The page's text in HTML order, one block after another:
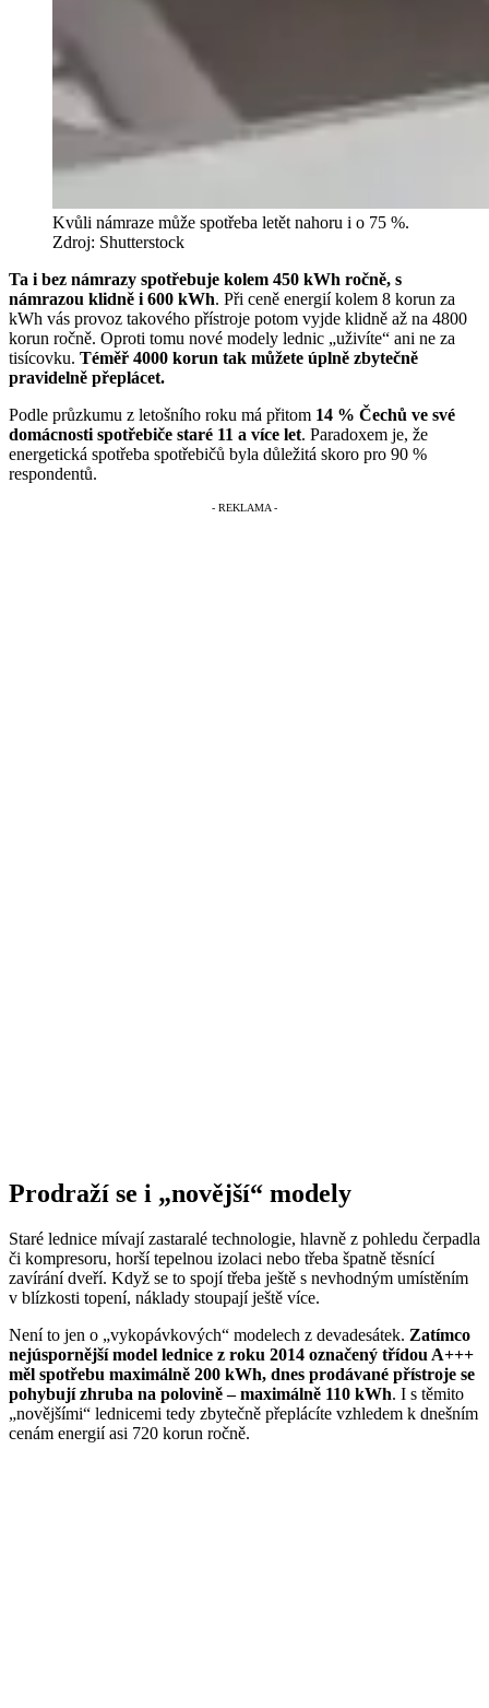
Kvůli námraze může spotřeba letět nahoru i o 75 %.
Zdroj: Shutterstock
Ta i bez námrazy spotřebuje kolem 450 kWh ročně, s
námrazou klidně i 600 kWh. Při ceně energií kolem 8 korun za
kWh vás provoz takového přístroje potom vyjde klidně až na 4800
korun ročně. Oproti tomu nové modely lednic „uživíte“ ani ne za
tisícovku. Téměř 4000 korun tak můžete úplně zbytečně
pravidelně přeplácet.
Podle průzkumu z letošního roku má přitom 14 % Čechů ve své
domácnosti spotřebiče staré 11 a více let. Paradoxem je, že
energetická spotřeba spotřebičů byla důležitá skoro pro 90 %
respondentů.
Prodraží se i „novější“ modely
Staré lednice mívají zastaralé technologie, hlavně z pohledu čerpadla
či kompresoru, horší tepelnou izolaci nebo třeba špatně těsnící
zavírání dveří. Když se to spojí třeba ještě s nevhodným umístěním
v blízkosti topení, náklady stoupají ještě více.
Není to jen o „vykopávkových“ modelech z devadesátek. Zatímco
nejúspornější model lednice z roku 2014 označený třídou A+++
měl spotřebu maximálně 200 kWh, dnes prodávané přístroje se
pohybují zhruba na polovině – maximálně 110 kWh. I s těmito
„novějšími“ lednicemi tedy zbytečně přeplácíte vzhledem k dnešním
cenám energií asi 720 korun ročně.